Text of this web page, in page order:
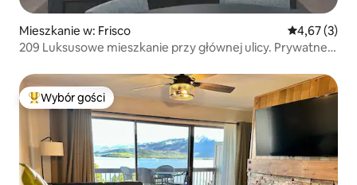
Mieszkanie w: Frisco Średnia
4,67 (3)
209 Luksusowe mieszkanie przy głównej ulicy. Prywatne
Najpopularniejsze z kategorii Wybór gości
Wybór gości